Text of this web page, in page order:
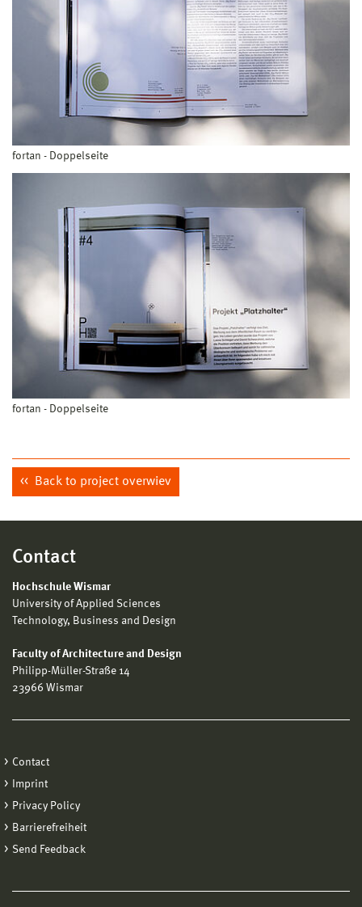
fortan - Doppelseite
fortan - Doppelseite
Back to project overwiev
Contact
Hochschule Wismar
University of Applied Sciences
Technology, Business and Design
Faculty of Architecture and Design
Philipp-Müller-Straße 14
23966 Wismar
Contact
Imprint
Privacy Policy
Barrierefreiheit
Send Feedback